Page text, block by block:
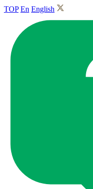
TOP En English